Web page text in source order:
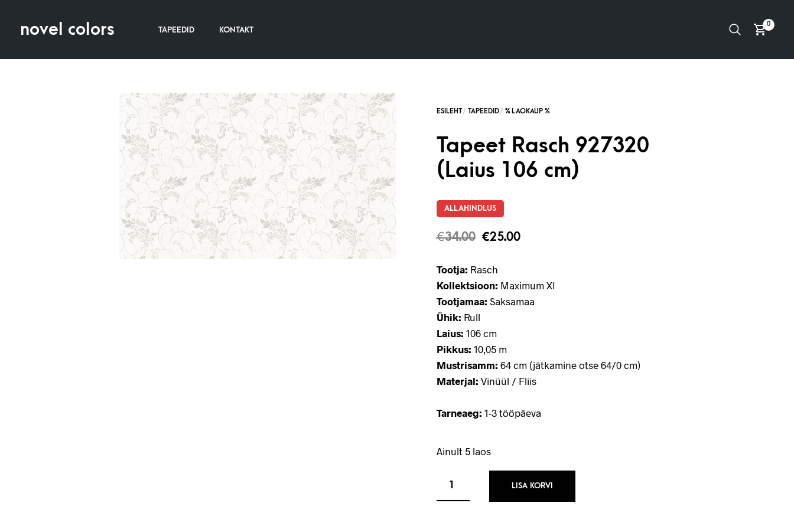
TAPEEDID KONTAKT
novel colors 0
Tapeet Rasch 927320
(Laius 106 cm)
ALLAHINDLUS
€34.00 €25.00
Tootja: Rasch
Kollektsioon: Maximum XI
Tootjamaa: Saksamaa
Ühik: Rull
Laius: 106 cm
Pikkus: 10,05 m
Mustrisamm: 64 cm (jätkamine otse 64/0 cm)
Materjal: Vinüül / Fliis
Tarneaeg: 1-3 tööpäeva
Ainult 5 laos
LISA KORVI